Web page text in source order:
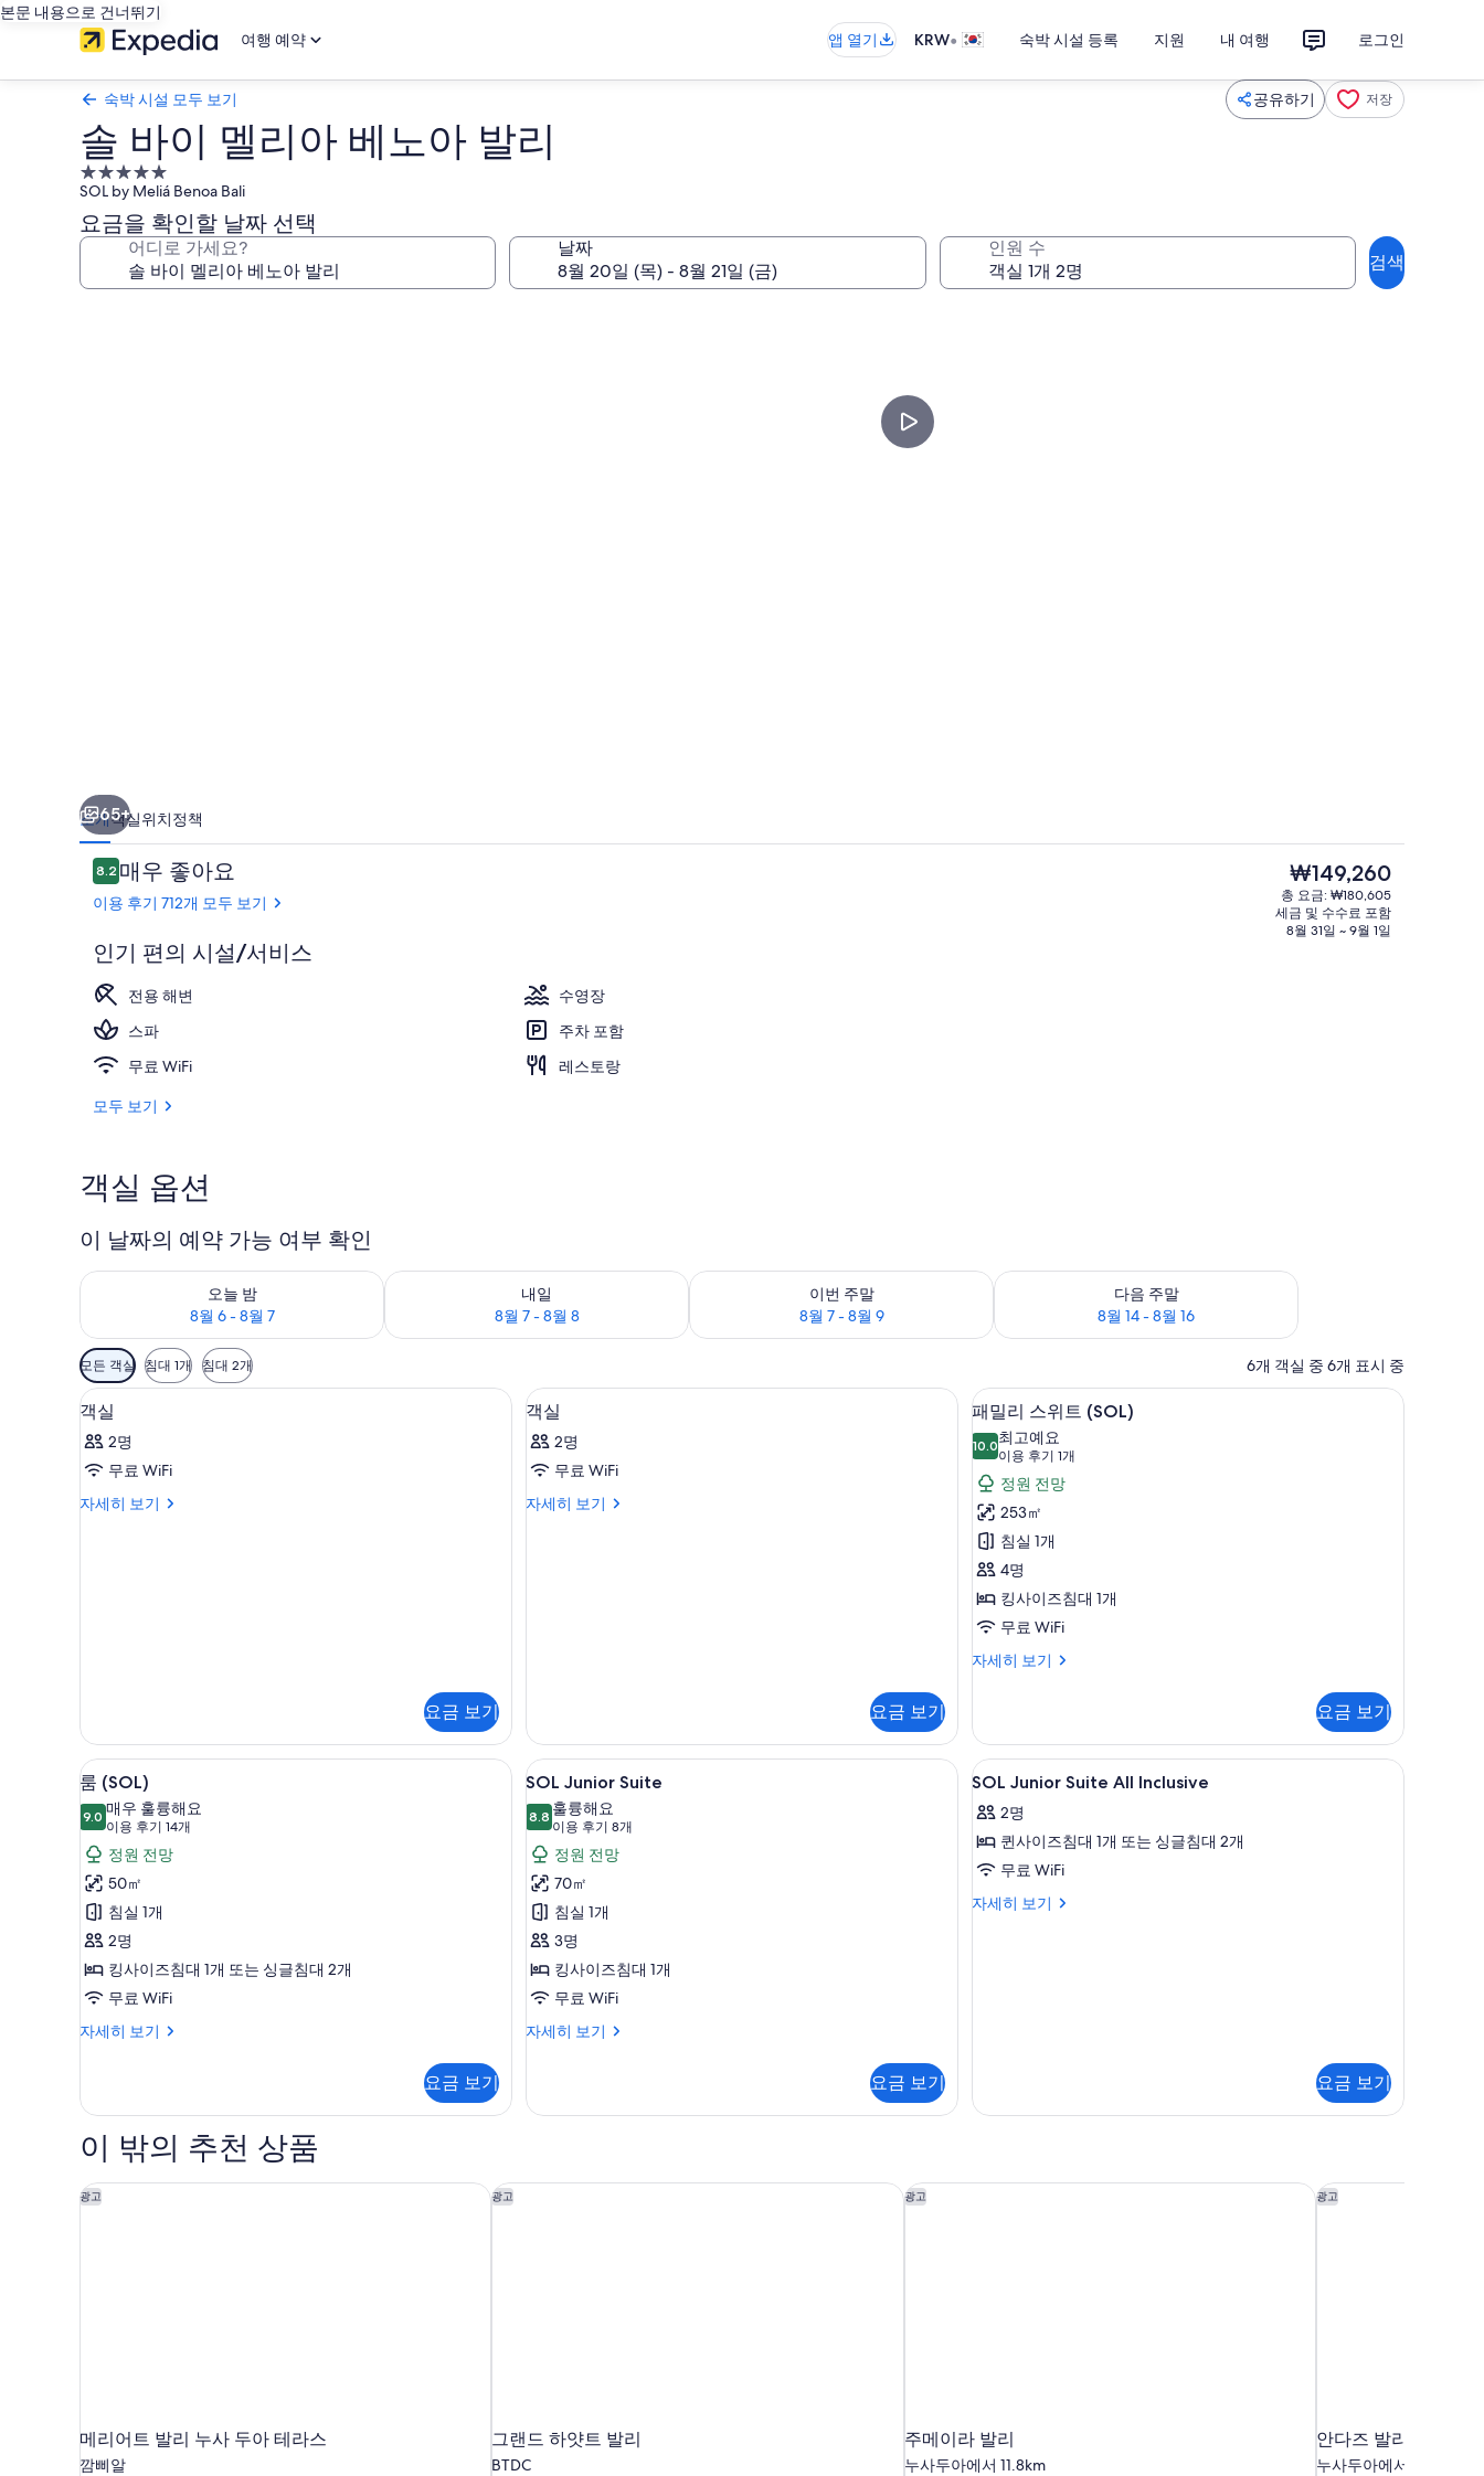
본문 내용으로 건너뛰기
여행 예약
앱 열기 KRW• 숙박 시설 등록 지원 내 여행 로그인
숙박 시설 모두 보기 공유하기 저장
솔 바이 멜리아 베노아 발리
5.0
성
급
숙
시
SOL by Meliá Benoa Bali
요금을 확인할 날짜 선택
어디로 가세요? 날짜 인원 수
검색
갤
러
리
야외 수영장, 06:30 ~ 18:00 오픈, 수영장 파라솔, 일광욕 의자로비 좌석 공간
65+
소개객실위치정책
이
용
후
8.210점 만점 중 8.2점.
매우 좋아요
이용 후기 712개 모두 보기
인기 편의 시설/서비스
전용 해변
수영장
스파
주차 포함
무료 WiFi
레스토랑
모두 보기
현
재
가
격
₩149,260
총 요금: ₩180,605
세금 및 수수료 포함
8월 31일 ~ 9월 1일
객실 옵션
이 날짜의 예약 가능 여부 확인
오늘 밤
8월 6 - 8월 7
오늘 밤 예약 가능 여부 확인, 8월 6 - 8월 7
내일
8월 7 - 8월 8
내일 예약 가능 여부 확인, 8월 7 - 8월 8
이번 주말
8월 7 - 8월 9
이번 주말 예약 가능 여부 확인, 8월 7 - 8월 9
다음 주말
8월 14 - 8월 16
다음 주말 예약 가능 여부 확인, 8월 14 - 8월 16
객
실
에
사
용
가
능
모든 객실 침대 1개 침대 2개 6개 객실 중 6개 표시 중
객
실
사
모
미니바, 객실 내 금고, 암막 커튼, 다리미/다리미판
8
객실
2명
무료 WiFi
자세히 보기
객
요금 보기
객
실
사
모
미니바, 객실 내 금고, 암막 커튼, 다리미/다리미판
19
객실
2명
무료 WiFi
자세히 보기
객
요금 보기
패
밀
리
스
위
트
(SOL)
사
진
모
기
미니바, 객실 내 금고, 암막 커튼, 다리미/다리
8
패밀리 스위트 (SOL)
10.010.0점 만점 중 10점
최고예요
이용 후기 1개
(이
용
후
기
개)
정원 전망
253㎡
침실 1개
4명
킹사이즈침대 1개
무료 WiFi
자세히 보기
패
위
트
(SOL)
세
히
기
요금 보기
룸
(SOL)
사
진
모
두
보
기
미니바, 객실 내 금고, 암막 커튼, 다리미/다리미판
7
룸 (SOL)
9.09.0점 만점 중 10점
매우 훌륭해요
이용 후기 14개
(이
용
후
기
14
개)
정원 전망
50㎡
침실 1개
2명
킹사이즈침대 1개 또는 싱글침대 2개
무료 WiFi
자세히 보기
룸
히
기
요금 보기
SOL
Junior
Suite
사
진
모
두
보
기
프리미엄 채널 시청이 가능한 32인치 LCD TV, TV
5
SOL Junior Suite
8.88.8점 만점 중 10점
훌륭해요
이용 후기 8개
(이
용
후
기
8
개)
정원 전망
70㎡
침실 1개
3명
킹사이즈침대 1개
무료 WiFi
자세히 보기
SOL
세
요금 보기
SOL
Junior
Suite
All
Inclusive
사
미니바, 객실 내 금고, 암막 커튼, 다리미/다리
5
SOL Junior Suite All Inclusive
2명
퀸사이즈침대 1개 또는 싱글침대 2개
무료 WiFi
자세히 보기
SOL
요금 보기
이 밖의 추천 상품
광고
메리어트 발리 누사 두아 테라스
깜삐알
메리어트 발리 누사 두아 테라스 광고
그랜드 하얏트 발리
BTDC
그랜드 하얏트 발리 광고
주메이라 발리
누사두아에서 11.8km
주메이라 발리 광고
안다즈 발리, 바이 하
누사두아에서 9km
안다즈 발리, 바이 하